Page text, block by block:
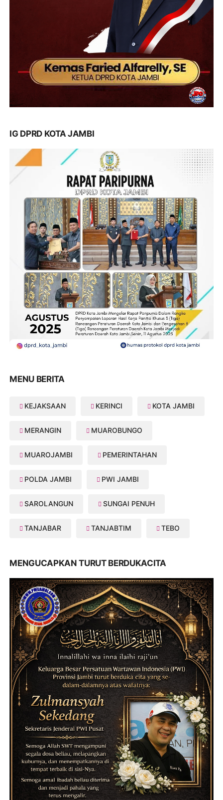
IG DPRD KOTA JAMBI
MENU BERITA
KEJAKSAAN KERINCI KOTA JAMBI
MERANGIN MUAROBUNGO
MUAROJAMBI PEMERINTAHAN
POLDA JAMBI PWI JAMBI
SAROLANGUN SUNGAI PENUH
TANJABAR TANJABTIM TEBO
MENGUCAPKAN TURUT BERDUKACITA